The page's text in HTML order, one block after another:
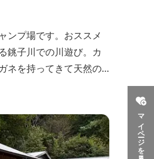
マイページを見る
ンプ場です。おススメ
銚子川での川遊び。カ
ネを持ってきて天然の
んだり、一日中遊び、
海の幸をふんだんに使
。家族で，グループ